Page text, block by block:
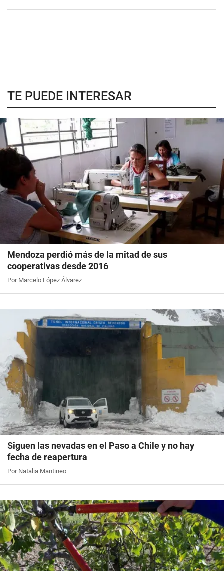
TE PUEDE INTERESAR
Mendoza perdió más de la mitad de sus
cooperativas desde 2016
Por Marcelo López Álvarez
Siguen las nevadas en el Paso a Chile y no hay
fecha de reapertura
Por Natalia Mantineo